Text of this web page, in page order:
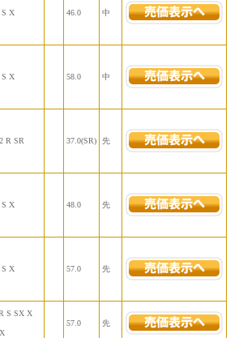
S X 46.0 中
S X 58.0 中
R SR 37.0(SR) 先
S X 48.0 先
S X 57.0 先
S SX X
57.0 先